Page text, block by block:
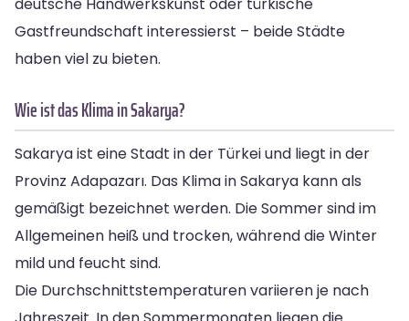
Gastfreundschaft interessierst – beide Städte
haben viel zu bieten.
Wie ist das Klima in Sakarya?
Sakarya ist eine Stadt in der Türkei und liegt in der
Provinz Adapazarı. Das Klima in Sakarya kann als
gemäßigt bezeichnet werden. Die Sommer sind im
Allgemeinen heiß und trocken, während die Winter
mild und feucht sind.
Die Durchschnittstemperaturen variieren je nach